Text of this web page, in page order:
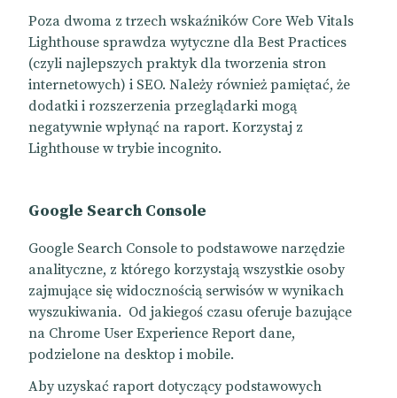
Poza dwoma z trzech wskaźników Core Web Vitals
Lighthouse sprawdza wytyczne dla Best Practices
(czyli najlepszych praktyk dla tworzenia stron
internetowych) i SEO. Należy również pamiętać, że
dodatki i rozszerzenia przeglądarki mogą
negatywnie wpłynąć na raport. Korzystaj z
Lighthouse w trybie incognito.
Google Search Console
Google Search Console to podstawowe narzędzie
analityczne, z którego korzystają wszystkie osoby
zajmujące się widocznością serwisów w wynikach
wyszukiwania. Od jakiegoś czasu oferuje bazujące
na Chrome User Experience Report dane,
podzielone na desktop i mobile.
Aby uzyskać raport dotyczący podstawowych